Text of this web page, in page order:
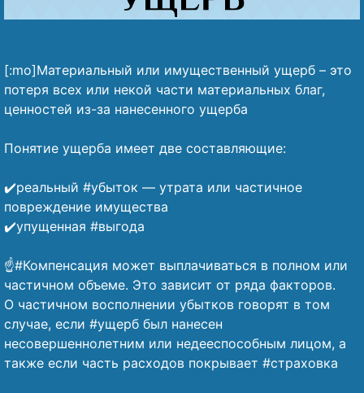
[:mo]Материальный или имущественный ущерб – это
потеря всех или некой части материальных благ,
ценностей из-за нанесенного ущерба
Понятие ущерба имеет две составляющие:
✔️реальный #убыток — утрата или частичное
повреждение имущества
✔️упущенная #выгода
☝️#Компенсация может выплачиваться в полном или
частичном объеме. Это зависит от ряда факторов.
О частичном восполнении убытков говорят в том
случае, если #ущерб был нанесен
несовершеннолетним или недееспособным лицом, а
также если часть расходов покрывает #страховка